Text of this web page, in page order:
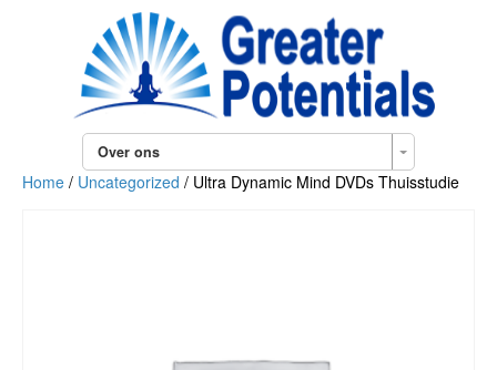
Over ons
Home / Uncategorized / Ultra Dynamic Mind DVDs Thuisstudie